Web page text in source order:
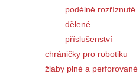
podélně rozříznuté
dělené
příslušenství
chráničky pro robotiku
žlaby plné a perforované